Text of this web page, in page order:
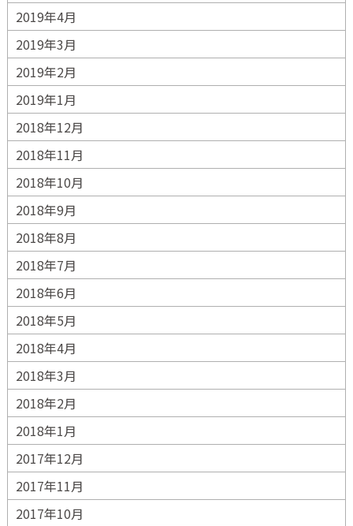
2019年4月
2019年3月
2019年2月
2019年1月
2018年12月
2018年11月
2018年10月
2018年9月
2018年8月
2018年7月
2018年6月
2018年5月
2018年4月
2018年3月
2018年2月
2018年1月
2017年12月
2017年11月
2017年10月